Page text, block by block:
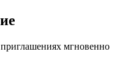
мгновенно